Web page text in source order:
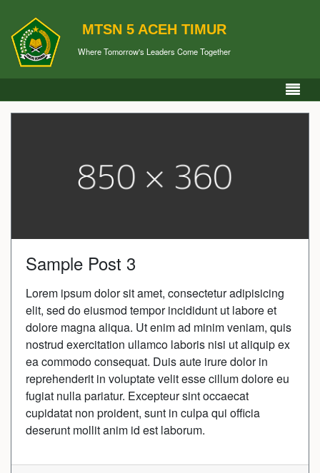
MTSN 5 ACEH TIMUR
Where Tomorrow's Leaders Come Together
Sample Post 3
Lorem ipsum dolor sit amet, consectetur adipisicing
elit, sed do eiusmod tempor incididunt ut labore et
dolore magna aliqua. Ut enim ad minim veniam, quis
nostrud exercitation ullamco laboris nisi ut aliquip ex
ea commodo consequat. Duis aute irure dolor in
reprehenderit in voluptate velit esse cillum dolore eu
fugiat nulla pariatur. Excepteur sint occaecat
cupidatat non proident, sunt in culpa qui officia
deserunt mollit anim id est laborum.